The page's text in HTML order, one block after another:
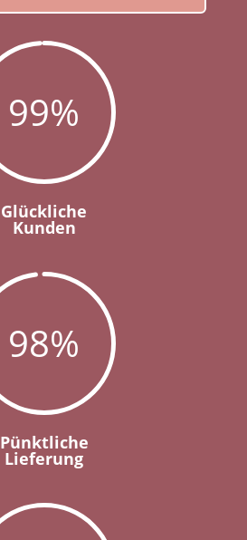
99%
Glückliche
Kunden
98%
Pünktliche
Lieferung